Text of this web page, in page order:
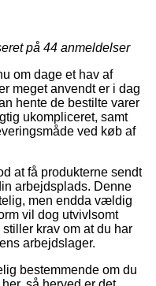
på 44 anmeldelser
om dage et hav af
meget anvendt er i dag
hente de bestilte varer
ukompliceret, samt
ved køb af
at få produkterne sendt
arbejdsplads. Denne
men endda vældig
vil dog utvivlsomt
krav om at du har
arbejdslager.
bestemmende om du